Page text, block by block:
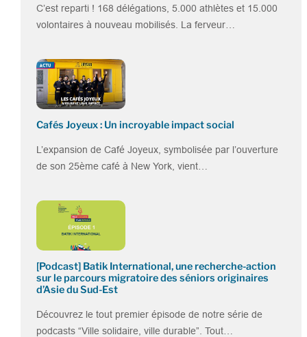
C’est reparti ! 168 délégations, 5.000 athlètes et 15.000
volontaires à nouveau mobilisés. La ferveur…
Cafés Joyeux : Un incroyable impact social
L’expansion de Café Joyeux, symbolisée par l’ouverture
de son 25ème café à New York, vient…
[Podcast] Batik International, une recherche-action
sur le parcours migratoire des séniors originaires
d’Asie du Sud-Est
Découvrez le tout premier épisode de notre série de
podcasts “Ville solidaire, ville durable”. Tout…